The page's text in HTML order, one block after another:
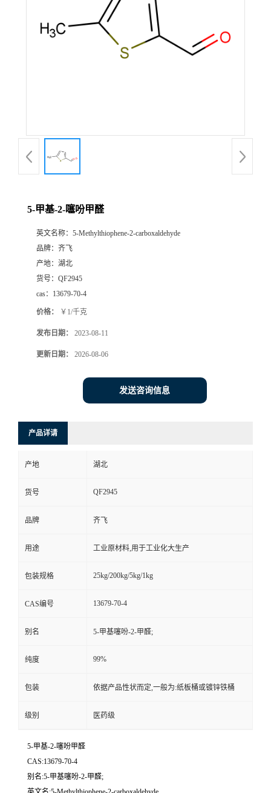
联
系
5-甲基-2-噻吩甲醛
英文名称： 5-Methylthiophene-2-carboxaldehyde
品牌： 齐飞
产地： 湖北
货号： QF2945
cas： 13679-70-4
价格： ￥1/千克
发布日期： 2023-08-11
更新日期： 2026-08-06
发送咨询信息
产品详请
产地 湖北
货号 QF2945
品牌 齐飞
用途 工业原材料,用于工业化大生产
包装规格 25kg/200kg/5kg/1kg
CAS编号 13679-70-4
别名 5-甲基噻吩-2-甲醛;
纯度 99%
包装 依据产品性状而定,一般为:纸板桶或镀锌铁桶
级别 医药级
5-甲基-2-噻吩甲醛
CAS:13679-70-4
别名:5-甲基噻吩-2-甲醛;